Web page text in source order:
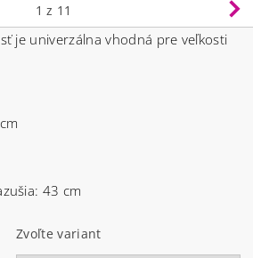
1 z 11
je univerzálna vhodná pre veľkosti
43 cm
Zvoľte variant